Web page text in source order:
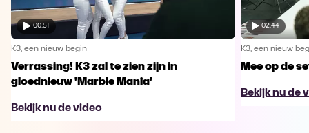
00:51
K3, een nieuw begin
Verrassing! K3 zal te zien zijn in
gloednieuw 'Marble Mania'
Bekijk nu de video
02:44
K3, een nieuw
Mee op de
Bekijk nu de